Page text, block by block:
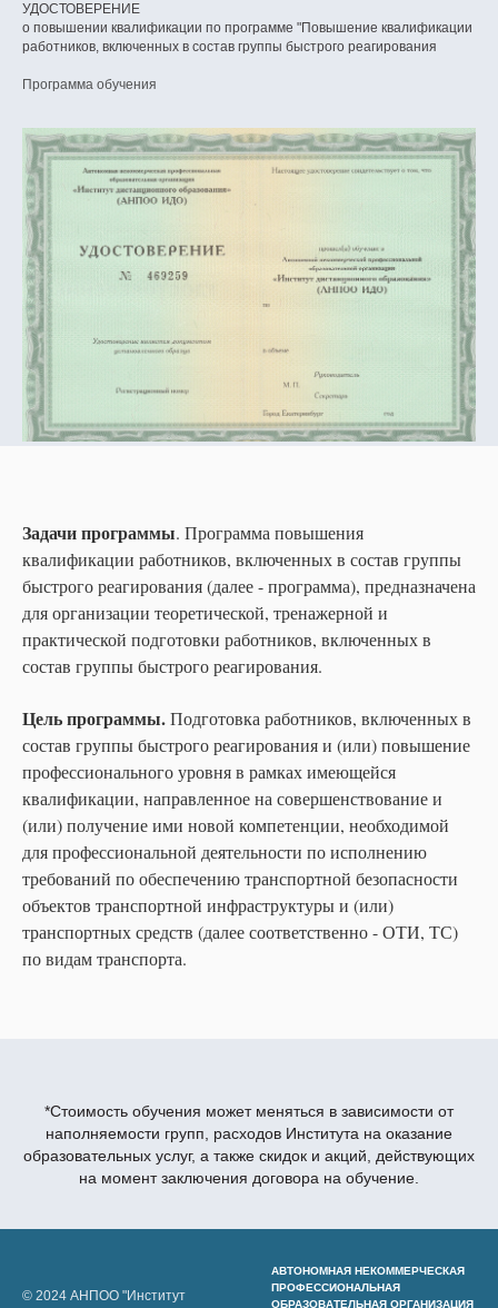
УДОСТОВЕРЕНИЕ
о повышении квалификации по программе "Повышение квалификации
работников, включенных в состав группы быстрого реагирования
Программа обучения
Задачи программы. Программа повышения
квалификации работников, включенных в состав группы
быстрого реагирования (далее - программа), предназначена
для организации теоретической, тренажерной и
практической подготовки работников, включенных в
состав группы быстрого реагирования.
Цель программы.Подготовка работников, включенных в
состав группы быстрого реагирования и (или) повышение
профессионального уровня в рамках имеющейся
квалификации, направленное на совершенствование и
(или) получение ими новой компетенции, необходимой
для профессиональной деятельности по исполнению
требований по обеспечению транспортной безопасности
объектов транспортной инфраструктуры и (или)
транспортных средств (далее соответственно - ОТИ, ТС)
по видам транспорта.
*Стоимость обучения может меняться в зависимости от
наполняемости групп, расходов Института на оказание
образовательных услуг, а также скидок и акций, действующих
на момент заключения договора на обучение.
© 2024 АНПОО "Институт
АВТОНОМНАЯ НЕКОММЕРЧЕСКАЯ
ПРОФЕССИОНАЛЬНАЯ
ОБРАЗОВАТЕЛЬНАЯ ОРГАНИЗАЦИЯ